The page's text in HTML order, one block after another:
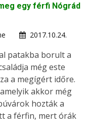
egy férfi Nógrád
2017.10.24.
patakba borult a
még este
a megígért időre.
akkor még
hozták a
a férfin, mert órák